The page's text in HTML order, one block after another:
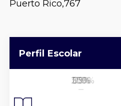
Puerto Rico,767
Perfil Escolar
0%
25%
50%
75%
100%